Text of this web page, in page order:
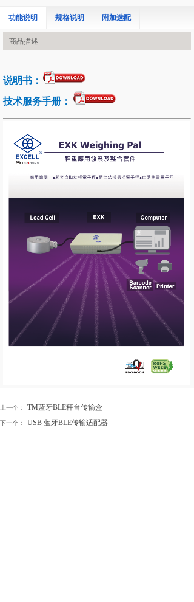
功能说明 规格说明 附加选配
商品描述
说明书：
技术服务手册：
上一个： TM蓝牙BLE秤台传输盒
下一个： USB 蓝牙BLE传输适配器